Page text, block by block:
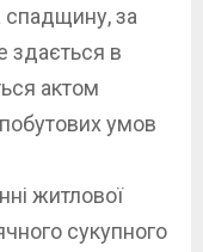
за
здається в
актом
умов
житлової
сукупного